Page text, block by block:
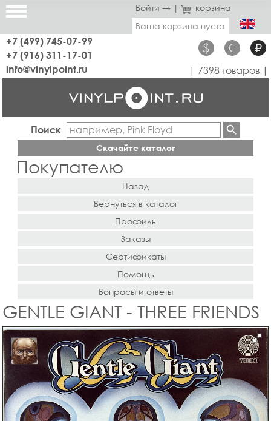
Войти → |
корзина
Ваша корзина пуста
+7 (499) 745-07-99
+7 (916) 311-17-01
$ € ₽
info@vinylpoint.ru | 7398 товаров |
Поиск
Скачайте каталог
Покупателю
Назад
Вернуться в каталог
Профиль
Заказы
Сертификаты
Помощь
Вопросы и ответы
GENTLE GIANT - THREE FRIENDS